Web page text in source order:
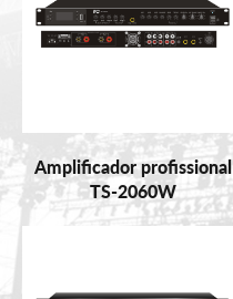
Amplificador profissional
TS-2060W